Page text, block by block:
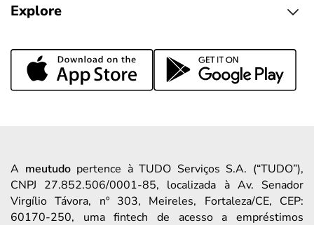
Explore
A meutudopertence à TUDO Serviços S.A. (“TUDO”),
CNPJ 27.852.506/0001-85, localizada à Av. Senador
Virgílio Távora, nº 303, Meireles, Fortaleza/CE, CEP:
60170-250, uma fintech de acesso a empréstimos